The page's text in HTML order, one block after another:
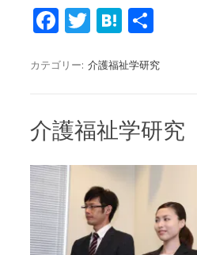
Fa
e
o
o
k
T
it
r
H
e
a
カテゴリー: 介護福祉学研究
介護福祉学研